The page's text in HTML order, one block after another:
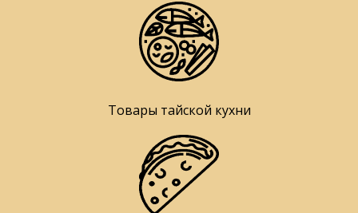
Товары тайской кухни